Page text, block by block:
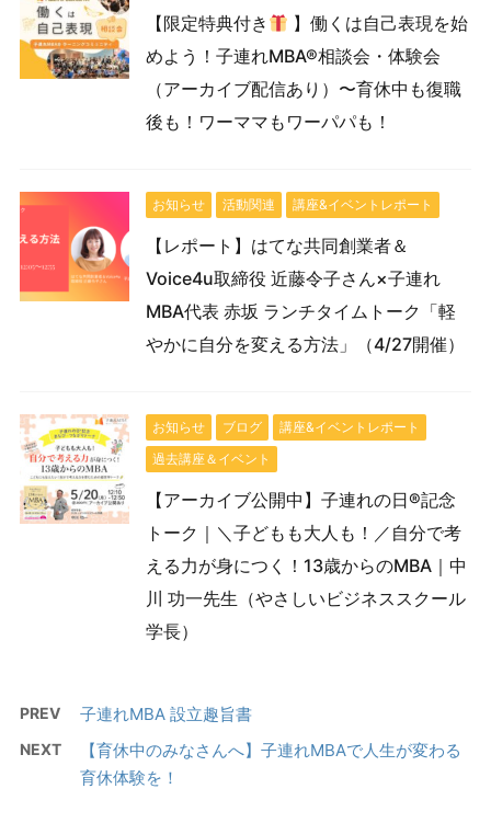
【限定特典付き
】働くは自己表現を始
めよう！子連れMBA®相談会・体験会
（アーカイブ配信あり）〜育休中も復職
後も！ワーママもワーパパも！
お知らせ 活動関連 講座&イベントレポート
【レポート】はてな共同創業者＆
Voice4u取締役 近藤令子さん×子連れ
MBA代表 赤坂 ランチタイムトーク「軽
やかに自分を変える方法」（4/27開催）
お知らせ ブログ
講座&イベントレポート
過去講座＆イベント
【アーカイブ公開中】子連れの日®︎記念
トーク｜＼子どもも大人も！／自分で考
える力が身につく！13歳からのMBA｜中
川 功一先生（やさしいビジネススクール
学長）
PREV 子連れMBA 設立趣旨書
NEXT
【育休中のみなさんへ】子連れMBAで人生が変わる
育休体験を！